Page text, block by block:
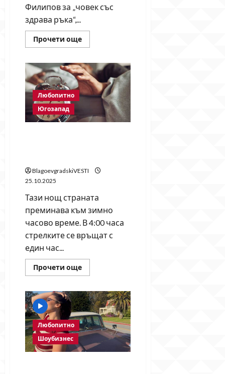
Филипов за „човек със
здрава ръка“,...
Прочети ощеRead
more
предсказала
лидер
със
силна
ръка
мнозина
свързват
думите
Любопитно
Югозапад
BlagoevgradskiVESTI
25.10.2025
Тази нощ страната
преминава към зимно
часово време. В 4:00 часа
стрелките се връщат с
един час...
Прочети ощеRead
more
нощ
България
връща
стрелките
назад
–
идва
зимното
часово
Любопитно
Шоубизнес